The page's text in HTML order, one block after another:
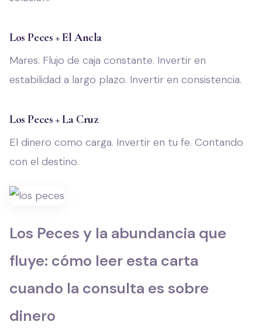
Los Peces + El Ancla
Mares. Flujo de caja constante. Invertir en
estabilidad a largo plazo. Invertir en consistencia.
Los Peces + La Cruz
El dinero como carga. Invertir en tu fe. Contando
con el destino.
Los Peces y la abundancia que
fluye: cómo leer esta carta
cuando la consulta es sobre
dinero